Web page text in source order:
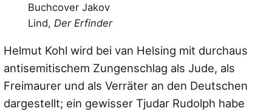
Buchcover Jakov
Lind, Der Erfinder
Helmut Kohl wird bei van Helsing mit durchaus
antisemitischem Zungenschlag als Jude, als
Freimaurer und als Verräter an den Deutschen
dargestellt; ein gewisser Tjudar Rudolph habe